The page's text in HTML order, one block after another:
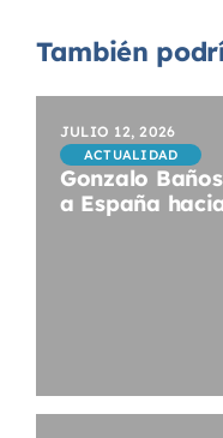
También
JULIO 12, 2026
ACTUALIDAD
Gonzalo
a España